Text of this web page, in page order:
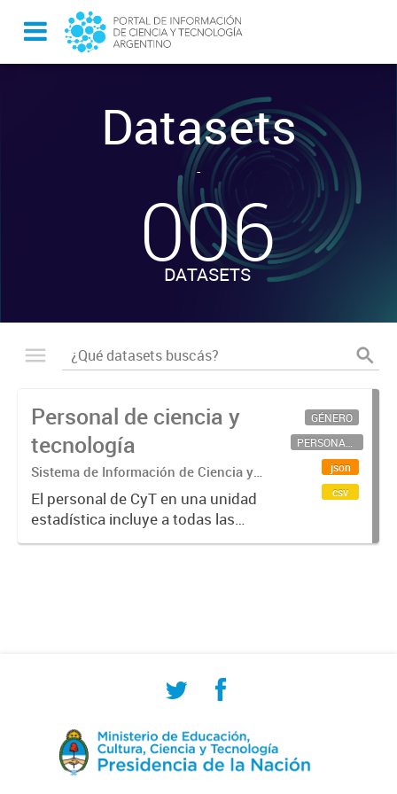
Datasets
-
006
DATASETS
Personal de ciencia y
tecnología
Sistema de Información de Ciencia y
Tecnología Argentino (SICYTAR)
El personal de CyT en una unidad
estadística incluye a todas las
personas involucradas
GÉNERO
PERSONAL CIENTÍFICO-TECNOLÓGICO
json
csv